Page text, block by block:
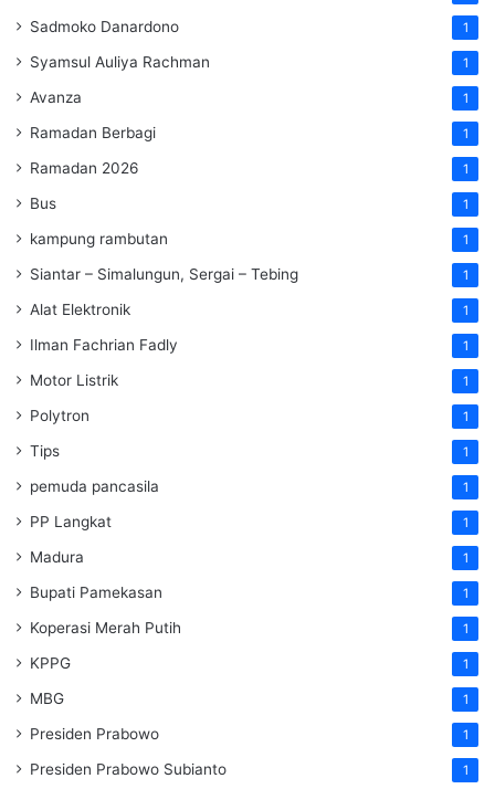
Sadmoko Danardono 1
Syamsul Auliya Rachman 1
Avanza 1
Ramadan Berbagi 1
Ramadan 2026 1
Bus 1
kampung rambutan 1
Siantar – Simalungun, Sergai – Tebing 1
Alat Elektronik 1
Ilman Fachrian Fadly 1
Motor Listrik 1
Polytron 1
Tips 1
pemuda pancasila 1
PP Langkat 1
Madura 1
Bupati Pamekasan 1
Koperasi Merah Putih 1
KPPG 1
MBG 1
Presiden Prabowo 1
Presiden Prabowo Subianto 1